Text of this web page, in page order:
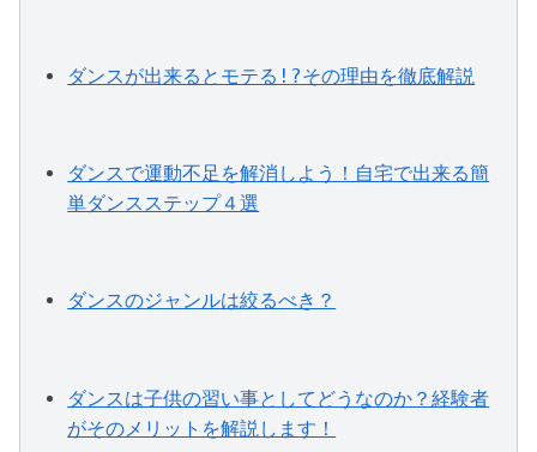
ダンスが出来るとモテる!?その理由を徹底解説
ダンスで運動不足を解消しよう！自宅で出来る簡
単ダンスステップ４選
ダンスのジャンルは絞るべき？
ダンスは子供の習い事としてどうなのか？経験者
がそのメリットを解説します！